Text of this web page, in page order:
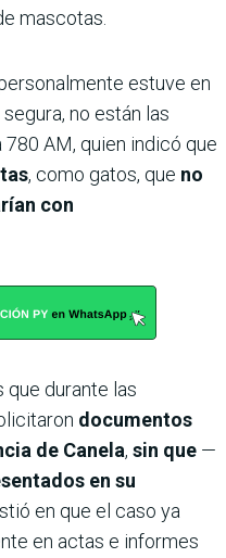
mascotas.
personalmente estuve en
no están las
780 AM, quien indicó que
, como gatos, que no
con
que durante las
documentos
de Canela, sin que —
en su
en que el caso ya
en actas e informes